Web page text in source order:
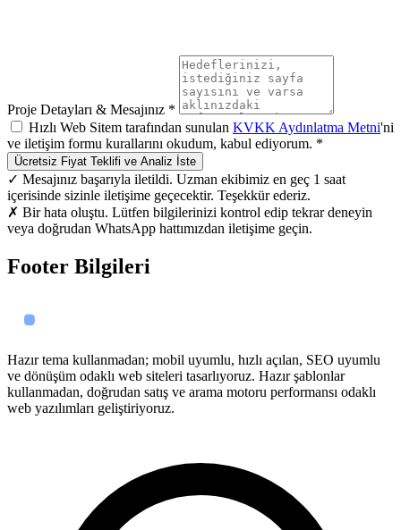
Proje Detayları & Mesajınız *
Hızlı Web Sitem tarafından sunulan KVKK Aydınlatma Metni'ni
ve iletişim formu kurallarını okudum, kabul ediyorum. *
Ücretsiz Fiyat Teklifi ve Analiz İste
✓ Mesajınız başarıyla iletildi. Uzman ekibimiz en geç 1 saat
içerisinde sizinle iletişime geçecektir. Teşekkür ederiz.
✗ Bir hata oluştu. Lütfen bilgilerinizi kontrol edip tekrar deneyin
veya doğrudan WhatsApp hattımızdan iletişime geçin.
Footer Bilgileri
Hazır tema kullanmadan; mobil uyumlu, hızlı açılan, SEO uyumlu
ve dönüşüm odaklı web siteleri tasarlıyoruz. Hazır şablonlar
kullanmadan, doğrudan satış ve arama motoru performansı odaklı
web yazılımları geliştiriyoruz.